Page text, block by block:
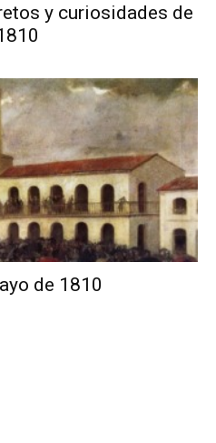
y curiosidades de
de 1810